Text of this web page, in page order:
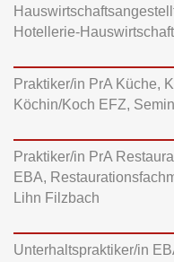
Hotellerie-
Praktiker/in PrA Küche,
Köchin/Koch EFZ,
Praktiker/in PrA
EBA,
Lihn Filzbach
Unterhaltspraktiker/in